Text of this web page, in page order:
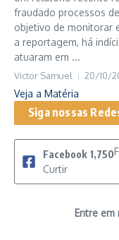
fraudado processos
objetivo de monitorar
a reportagem, há
atuaram em ...
Victor Samuel 20/10/
Veja a Matéria
Siga nossas
Facebook 1,750
Curtir
Entre